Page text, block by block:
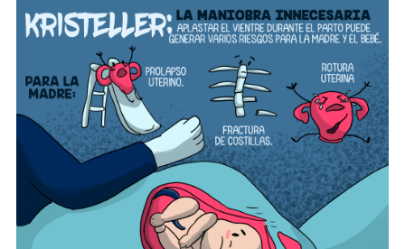
SECCIONES
Inicio
Noticias
Especiales
Nosotros
COBERTURAS
Comprueba